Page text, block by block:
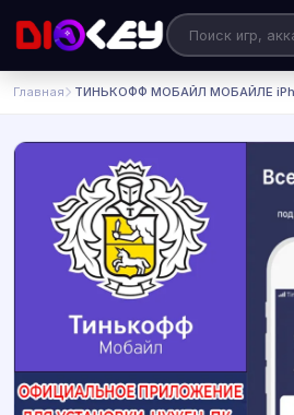
Главная ТИНЬКОФФ МОБАЙЛ МОБАЙЛЕ